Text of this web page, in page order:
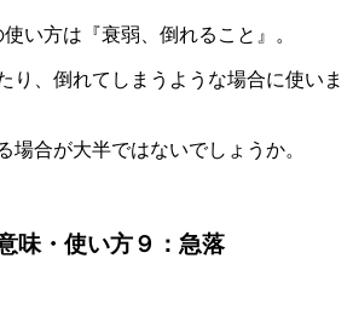
い方は『衰弱、倒れること』。
り、倒れてしまうような場合に使いま
場合が大半ではないでしょうか。
味・使い方９：急落